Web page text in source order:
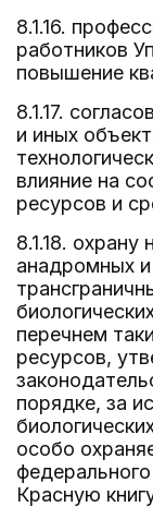
8.1.16.
работников
повышение
8.1.17.
и иных
влияние на
ресурсов и
8.1.18.
анадромных
перечнем
ресурсов,
порядке, за
особо
Красную